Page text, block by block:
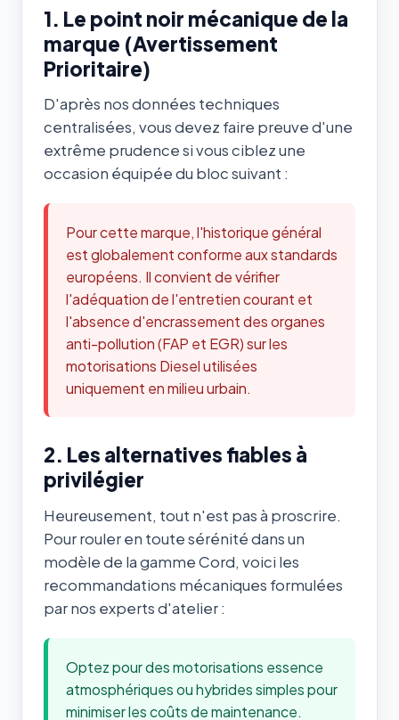
1. Le point noir mécanique de la
marque (Avertissement
Prioritaire)
D'après nos données techniques
centralisées, vous devez faire preuve d'une
extrême prudence si vous ciblez une
occasion équipée du bloc suivant :
Pour cette marque, l'historique général
est globalement conforme aux standards
européens. Il convient de vérifier
l'adéquation de l'entretien courant et
l'absence d'encrassement des organes
anti-pollution (FAP et EGR) sur les
motorisations Diesel utilisées
uniquement en milieu urbain.
2. Les alternatives fiables à
privilégier
Heureusement, tout n'est pas à proscrire.
Pour rouler en toute sérénité dans un
modèle de la gamme Cord, voici les
recommandations mécaniques formulées
par nos experts d'atelier :
Optez pour des motorisations essence
atmosphériques ou hybrides simples pour
minimiser les coûts de maintenance.